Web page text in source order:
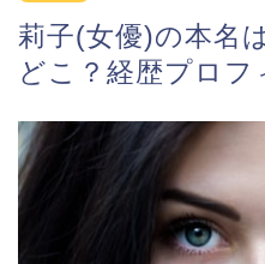
莉子(女優)の本名
どこ？経歴プロフ